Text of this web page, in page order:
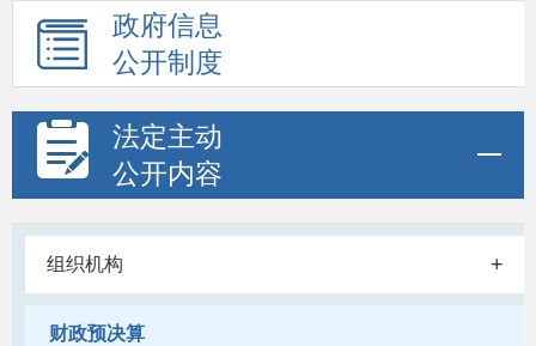
政府信息
公开制度
法定主动
公开内容
组织机构 +
财政预决算